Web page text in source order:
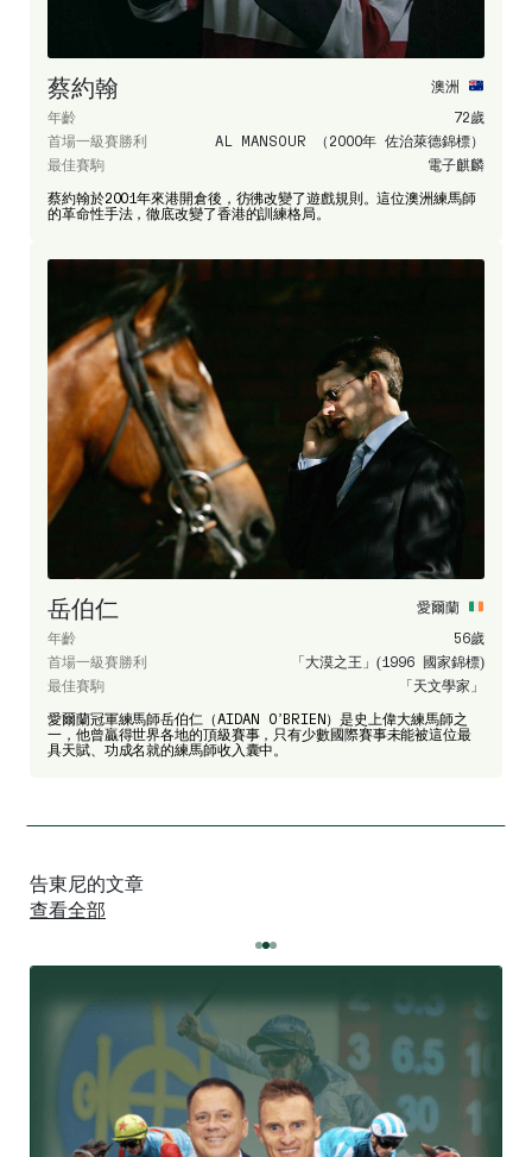
蔡約翰
澳洲
年齡
72歲
首場一級賽勝利
AL MANSOUR （2000年 佐治萊德錦標）
最佳賽駒
電子麒麟
蔡約翰於2001年來港開倉後，彷彿改變了遊戲規則。這位澳洲練馬師
的革命性手法，徹底改變了香港的訓練格局。
岳伯仁
愛爾蘭
年齡
56歲
首場一級賽勝利
「大漠之王」(1996 國家錦標)
最佳賽駒
「天文學家」
愛爾蘭冠軍練馬師岳伯仁（AIDAN O’BRIEN）是史上偉大練馬師之
一，他曾贏得世界各地的頂級賽事，只有少數國際賽事未能被這位最
具天賦、功成名就的練馬師收入囊中。
告東尼的文章
查看全部